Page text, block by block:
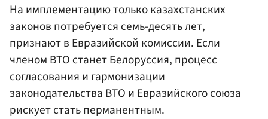
На имплементацию только казахстанских
законов потребуется семь-десять лет,
признают в Евразийской комиссии. Если
членом ВТО станет Белоруссия, процесс
согласования и гармонизации
законодательства ВТО и Евразийского союза
рискует стать перманентным.